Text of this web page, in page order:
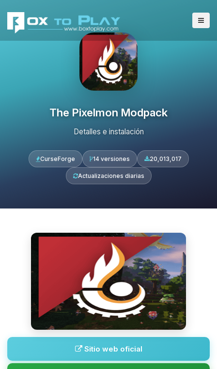
The Pixelmon Modpack
Detalles e instalación
CurseForge 14 versiones 20,013,017
Actualizaciones diarias
Sitio web oficial